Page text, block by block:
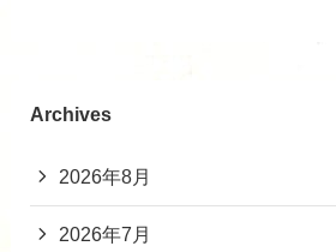
Archives
2026年8月
2026年7月